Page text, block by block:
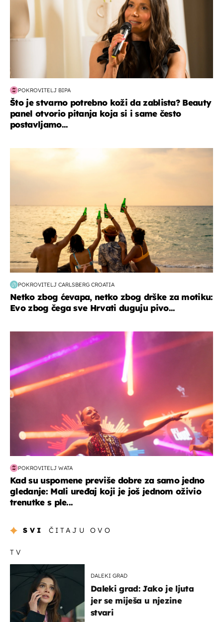
POKROVITELJ BIPA
Što je stvarno potrebno koži da zablista? Beauty
panel otvorio pitanja koja si i same često
postavljamo...
POKROVITELJ CARLSBERG CROATIA
Netko zbog ćevapa, netko zbog drške za motiku:
Evo zbog čega sve Hrvati duguju pivo...
POKROVITELJ WATA
Kad su uspomene previše dobre za samo jedno
gledanje: Mali uređaj koji je još jednom oživio
trenutke s ple...
SVI ČITAJU OVO
TV
DALEKI GRAD
Daleki grad: Jako je ljuta
jer se miješa u njezine
stvari